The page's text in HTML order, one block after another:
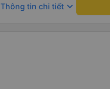
Thông tin chi tiết keyboard_arrow_down